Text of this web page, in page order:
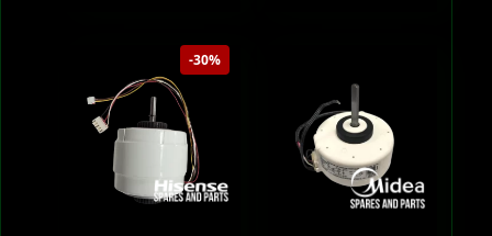
-30%